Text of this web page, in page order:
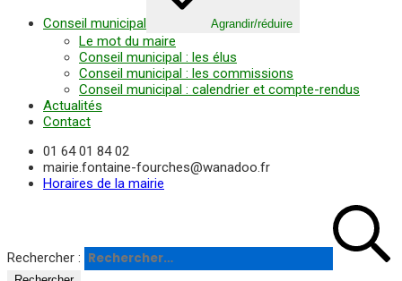
Conseil municipal Agrandir/réduire
Le mot du maire
Conseil municipal : les élus
Conseil municipal : les commissions
Conseil municipal : calendrier et compte-rendus
Actualités
Contact
01 64 01 84 02
mairie.fontaine-fourches@wanadoo.fr
Horaires de la mairie
Rechercher :